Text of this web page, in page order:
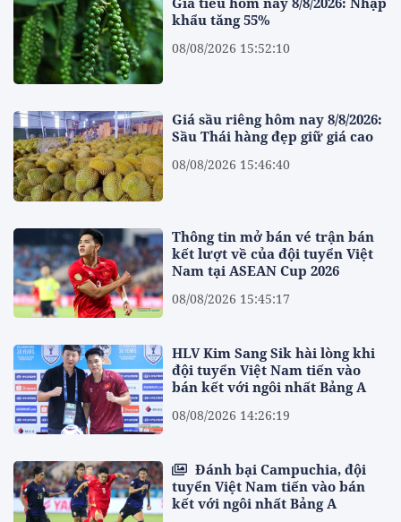
khẩu tăng 55%
08/08/2026 15:52:10
Giá sầu riêng hôm nay 8/8/2026:
Sầu Thái hàng đẹp giữ giá cao
08/08/2026 15:46:40
Thông tin mở bán vé trận bán
kết lượt về của đội tuyển Việt
Nam tại ASEAN Cup 2026
08/08/2026 15:45:17
HLV Kim Sang Sik hài lòng khi
đội tuyển Việt Nam tiến vào
bán kết với ngôi nhất Bảng A
08/08/2026 14:26:19
Đánh bại Campuchia, đội
tuyển Việt Nam tiến vào bán
kết với ngôi nhất Bảng A